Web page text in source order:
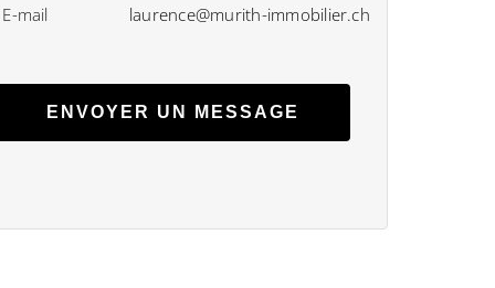
mail laurence@murith-immobilier.ch
ENVOYER UN MESSAGE